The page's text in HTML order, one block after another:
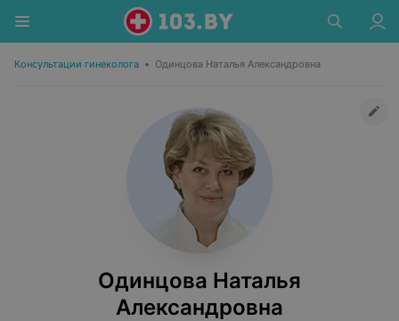
Консультации гинеколога • Одинцова Наталья Александровна
Одинцова Наталья
Александровна